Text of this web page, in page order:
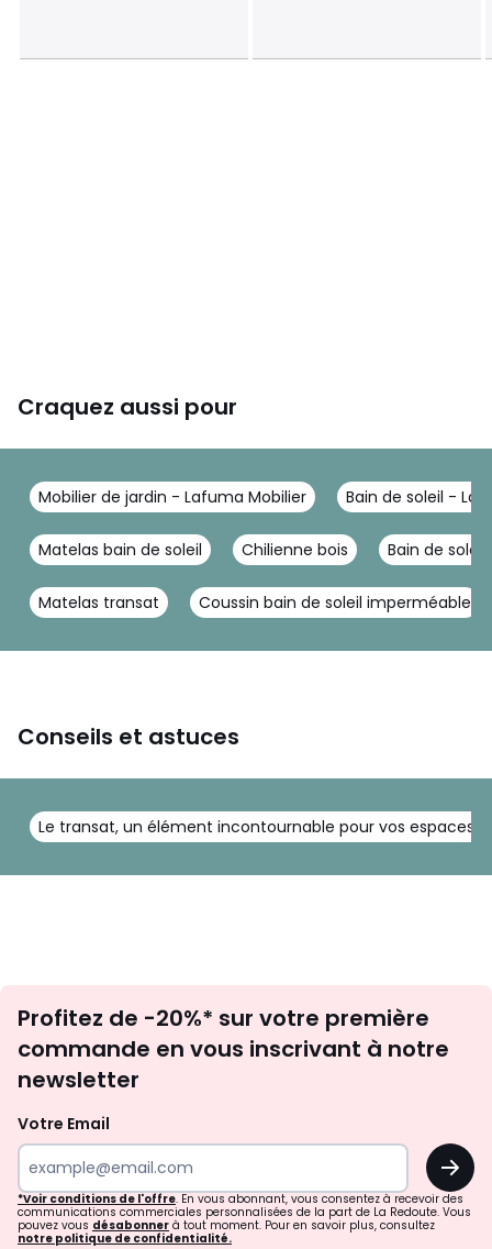
Craquez aussi pour
Mobilier de jardin - Lafuma Mobilier Bain de soleil -
Matelas bain de soleil Chilienne bois Bain de soleil
Matelas transat Coussin bain de soleil imperméable
Conseils et astuces
Le transat, un élément incontournable pour vos espaces
newsletter
Profitez de -20%* sur votre première
commande en vous inscrivant à notre
newsletter
Votre Email
OK
*Voir conditions de l'offre. En vous abonnant, vous consentez à recevoir des
communications commerciales personnalisées de la part de La Redoute. Vous
pouvez vous désabonner à tout moment. Pour en savoir plus, consultez
notre politique de confidentialité.